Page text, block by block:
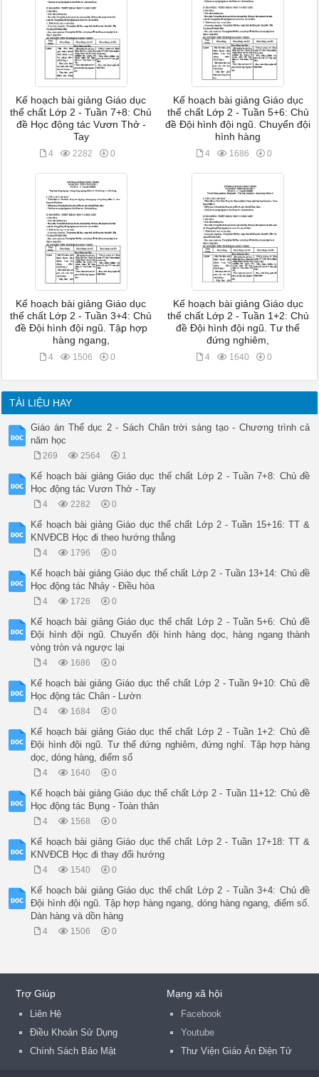
Kế hoạch bài giảng Giáo dục
thể chất Lớp 2 - Tuần 7+8: Chủ
đề Học động tác Vươn Thở -
Tay
4 2282 0
Kế hoạch bài giảng Giáo dục
thể chất Lớp 2 - Tuần 5+6: Chủ
đề Đội hình đội ngũ. Chuyển đội
hình hàng
4 1686 0
Kế hoạch bài giảng Giáo dục
thể chất Lớp 2 - Tuần 3+4: Chủ
đề Đội hình đội ngũ. Tập hợp
hàng ngang,
4 1506 0
Kế hoạch bài giảng Giáo dục
thể chất Lớp 2 - Tuần 1+2: Chủ
đề Đội hình đội ngũ. Tư thế
đứng nghiêm,
4 1640 0
TÀI LIỆU HAY
Giáo án Thể dục 2 - Sách Chân trời sáng tạo - Chương trình cả
năm học
269 2564 1
Kế hoạch bài giảng Giáo dục thể chất Lớp 2 - Tuần 7+8: Chủ đề
Học động tác Vươn Thở - Tay
4 2282 0
Kế hoạch bài giảng Giáo dục thể chất Lớp 2 - Tuần 15+16: TT &
KNVĐCB Học đi theo hướng thẳng
4 1796 0
Kế hoạch bài giảng Giáo dục thể chất Lớp 2 - Tuần 13+14: Chủ đề
Học động tác Nhảy - Điều hòa
4 1726 0
Kế hoạch bài giảng Giáo dục thể chất Lớp 2 - Tuần 5+6: Chủ đề
Đội hình đội ngũ. Chuyển đội hình hàng dọc, hàng ngang thành
vòng tròn và ngược lại
4 1686 0
Kế hoạch bài giảng Giáo dục thể chất Lớp 2 - Tuần 9+10: Chủ đề
Học động tác Chân - Lườn
4 1684 0
Kế hoạch bài giảng Giáo dục thể chất Lớp 2 - Tuần 1+2: Chủ đề
Đội hình đội ngũ. Tư thế đứng nghiêm, đứng nghỉ. Tập hợp hàng
dọc, dóng hàng, điểm số
4 1640 0
Kế hoạch bài giảng Giáo dục thể chất Lớp 2 - Tuần 11+12: Chủ đề
Học động tác Bụng - Toàn thân
4 1568 0
Kế hoạch bài giảng Giáo dục thể chất Lớp 2 - Tuần 17+18: TT &
KNVĐCB Học đi thay đổi hướng
4 1540 0
Kế hoạch bài giảng Giáo dục thể chất Lớp 2 - Tuần 3+4: Chủ đề
Đội hình đội ngũ. Tập hợp hàng ngang, dóng hàng ngang, điểm số.
Dàn hàng và dồn hàng
4 1506 0
Trợ Giúp
Liên Hệ
Điều Khoản Sử Dụng
Chính Sách Bảo Mật
Mạng xã hội
Facebook
Youtube
Thư Viện Giáo Án Điện Tử